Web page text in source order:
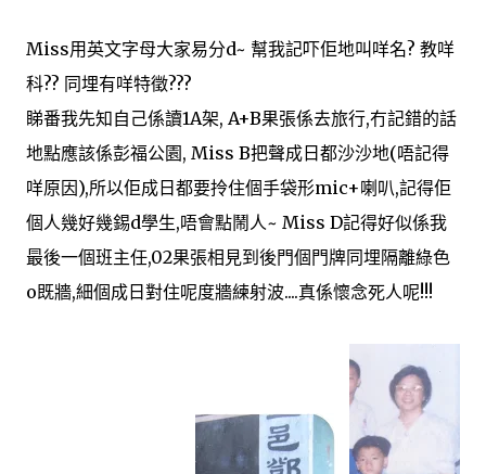
Miss用英文字母大家易分d~ 幫我記吓佢地叫咩名? 教咩
科?? 同埋有咩特徵???
睇番我先知自己係讀1A架, A+B果張係去旅行,冇記錯的話
地點應該係彭福公園, Miss B把聲成日都沙沙地(唔記得
咩原因),所以佢成日都要拎住個手袋形mic+喇叭,記得佢
個人幾好幾錫d學生,唔會點鬧人~ Miss D記得好似係我
最後一個班主任,02果張相見到後門個門牌同埋隔離綠色
o既牆,細個成日對住呢度牆練射波....真係懷念死人呢!!!